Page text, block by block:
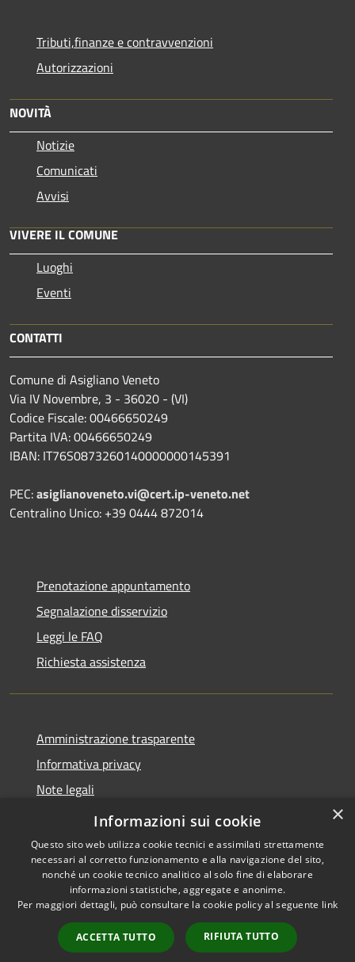
Tributi,finanze e contravvenzioni
Autorizzazioni
NOVITÀ
Notizie
Comunicati
Avvisi
VIVERE IL COMUNE
Luoghi
Eventi
CONTATTI
Comune di Asigliano Veneto
Via IV Novembre, 3 - 36020 - (VI)
Codice Fiscale: 00466650249
Partita IVA: 00466650249
IBAN: IT76S0873260140000000145391
PEC:asiglianoveneto.vi@cert.ip-veneto.net
Centralino Unico: +39 0444 872014
Prenotazione appuntamento
Segnalazione disservizio
Leggi le FAQ
Richiesta assistenza
Amministrazione trasparente
Informativa privacy
Note legali
Dichiarazione di accessibilità
Accessibilità
Copyright © 2026 • Comune di
Asigliano Veneto • Powered by
Municipium•
Accesso
redazione
×
Informazioni sui cookie
Questo sito web utilizza cookie tecnici e assimilati strettamente
necessari al corretto funzionamento e alla navigazione del sito,
nonché un cookie tecnico analitico al solo fine di elaborare
informazioni statistiche, aggregate e anonime.
Per maggiori dettagli, può consultare la cookie policy al seguente link
ACCETTA TUTTO RIFIUTA TUTTO